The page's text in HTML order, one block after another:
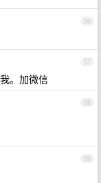
56
57
。加微信
58
59